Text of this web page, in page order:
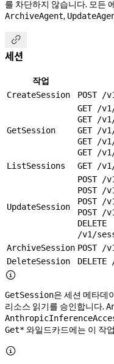
를 차단하지 않습니다. 모든
ArchiveAgent,

세션
작업
CreateSession POST /
GetSession
GET /
GET /
GET /
GET /
GET /
ListSessions
GET /
UpdateSession
POST
POST
POST
POST
DELETE
/v1/
ArchiveSession POST
DeleteSession

GetSession은 세션 메타데
리소스 읽기를 승인합니다.
Get*와일드카드에는 이 작
